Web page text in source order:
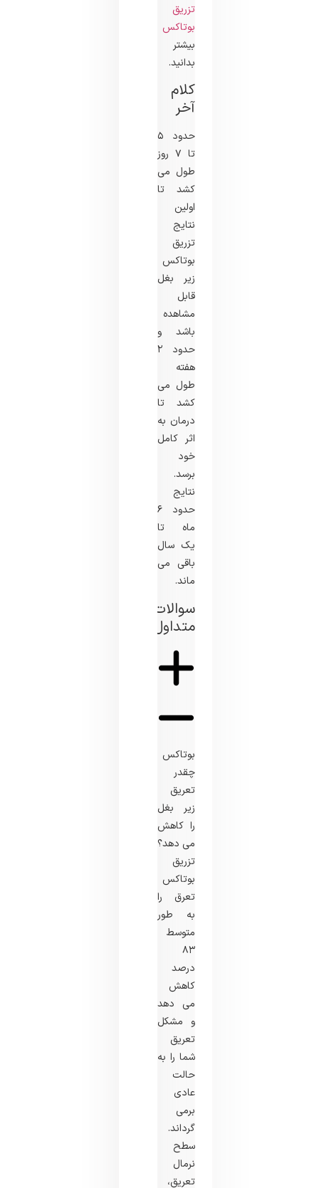
تزریق
بوتاکس
بیشتر
بدانید.
کلام
آخر
حدود ۵
تا ۷ روز
طول می
کشد تا
اولین
نتایج
تزریق
بوتاکس
زیر بغل
قابل
مشاهده
باشد و
حدود ۲
هفته
طول می
کشد تا
درمان به
اثر کامل
خود
برسد.
نتایج
حدود ۶
ماه تا
یک سال
باقی می
ماند.
سوالات
متداول
بوتاکس
چقدر
تعریق
زیر بغل
را کاهش
می دهد؟
تزریق
بوتاکس
تعرق را
به طور
۸۳
درصد
کاهش
می دهد
و مشکل
تعریق
شما را به
حالت
عادی
برمی
گرداند.
سطح
نرمال
تعریق،